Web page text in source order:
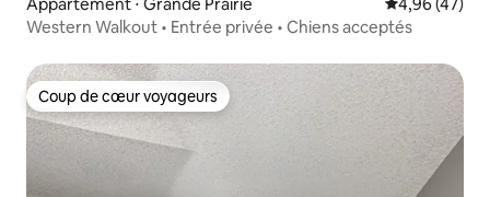
Western Walkout • Entrée privée • Chiens acceptés
Coup de cœur voyageurs
Coup de cœur voyageurs